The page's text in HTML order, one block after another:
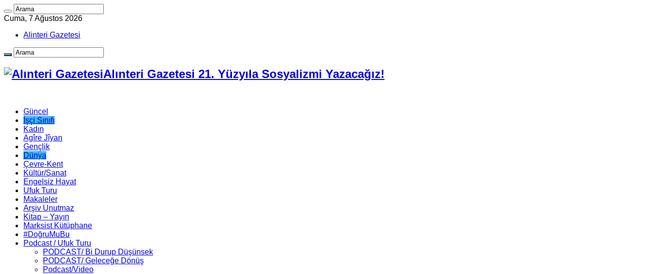
Cuma, 7 Ağustos 2026
Alinteri Gazetesi
Alınteri Gazetesi 21. Yüzyıla Sosyalizmi Yazacağız!
Güncel
İşçi Sınıfı
Kadın
Agîre Jîyan
Gençlik
Dünya
Çevre-Kent
Kültür/Sanat
Engelsiz Hayat
Ufuk Turu
Makaleler
Arşiv Unutmaz
Kitap – Yayın
Marksist Kütüphane
#DoğruMuBu
Podcast / Ufuk Turu
PODCAST/ Bi Durup Düşünsek
PODCAST/ Geleceğe Dönüş
Podcast/Video